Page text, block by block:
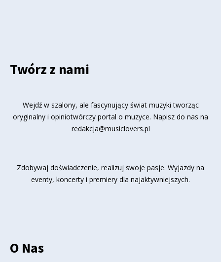
Twórz z nami
Wejdź w szalony, ale fascynujący świat muzyki tworząc
oryginalny i opiniotwórczy portal o muzyce. Napisz do nas na
redakcja@musiclovers.pl
Zdobywaj doświadczenie, realizuj swoje pasje. Wyjazdy na
eventy, koncerty i premiery dla najaktywniejszych.
O Nas